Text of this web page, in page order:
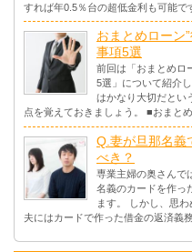
すれば年0.5％台の超低金利も可能で
おまとめローン
事項5選
前回は「おまとめロ
5選」について紹介
はかなり大切だとい
点を覚えておきましょう。 ■おまと
Q.妻が旦那名義
べき？
専業主婦の奥さんで
名義のカードを作っ
ます。 しかし、思
夫にはカードで作った借金の返済義